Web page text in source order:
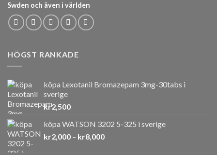
Swden och även i världen
HÖGST RANKADE
köpa Lexotanil Bromazepam 3mg-30tabs i
sverige
kr2,500
köpa WATSON 3202 5-325 i sverige
kr2,000 – kr8,000Prisintervall: